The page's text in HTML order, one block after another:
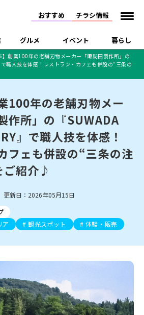
おすすめ チラシ情報
グルメ イベント 暮らし
上越
東区 新潟市西区
新潟市北区
南区 新潟市秋葉区
新潟市西蒲区
聖籠
胎内・粟島
五泉・阿賀野・阿賀
燕・弥彦
上越・妙高・糸魚川
休業 開店まとめ
閉店まとめ
・閉店
長岡市・開店
・開店
メン・閉店
洋食
き テイクアウト
季節・期間限定
焼肉
パスタ
タレカツ・豚カツ
デカ盛り・大盛り
定食 海鮮・鮨
そば・うどん
ガーデン・暑気払い
ライブ・コンサート
子ども向け 花火大会
入場無料
会 学生スポーツ アルビレックス
店
県産
ル・雑貨
フィットネス・ジム
入浴 ホテル
イオンモール
ラブラ万代・ラブラ2
パティオPATIO
グ 新潟人
キャンペーン
め 人気記事まとめ
ンビ
戸建住宅・マンショ
・
ドラッグストア・ホーム
センター
生活サービス
外食・テイクアウト
通販・EC イベント
求人
年末・初売りセール
】創業100年の老舗刃物メーカー「諏訪田製作所」の
で職人技を体感！レストラン・カフェも併設の“三条の
100年の老舗刃物メー
作所」の『SUWADA
』で職人技を体感！
フェも併設の“三条の注
ご紹介♪
新日：2026年05月15日
ア
観光スポット 体験・販売